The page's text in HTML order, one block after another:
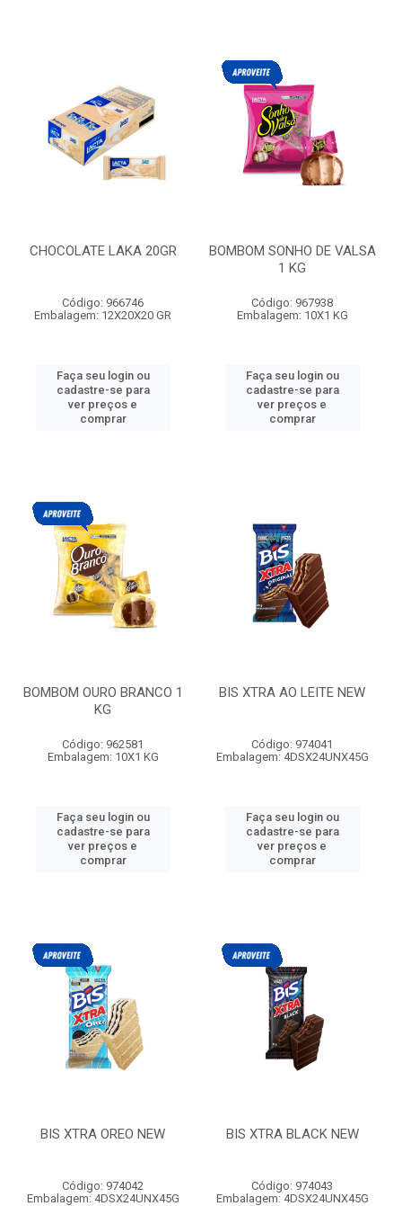
CHOCOLATE LAKA 20GR
Código: 966746
Embalagem: 12X20X20 GR
Faça seu login ou
cadastre-se para
ver preços e
comprar
BOMBOM SONHO DE VALSA
1 KG
Código: 967938
Embalagem: 10X1 KG
Faça seu login ou
cadastre-se para
ver preços e
comprar
BOMBOM OURO BRANCO 1
KG
Código: 962581
Embalagem: 10X1 KG
Faça seu login ou
cadastre-se para
ver preços e
comprar
BIS XTRA AO LEITE NEW
Código: 974041
Embalagem: 4DSX24UNX45G
Faça seu login ou
cadastre-se para
ver preços e
comprar
BIS XTRA OREO NEW
Código: 974042
Embalagem: 4DSX24UNX45G
BIS XTRA BLACK NEW
Código: 974043
Embalagem: 4DSX24UNX45G